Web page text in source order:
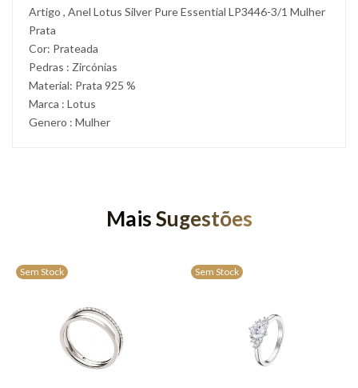
Artigo , Anel Lotus Silver Pure Essential LP3446-3/1 Mulher
Prata
Cor: Prateada
Pedras : Zircónias
Material: Prata 925 %
Marca : Lotus
Genero : Mulher
Mais Sugestões
Sem Stock Sem Stock